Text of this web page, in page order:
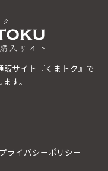
サイト『くまトク』で
す。
プライバシーポリシー